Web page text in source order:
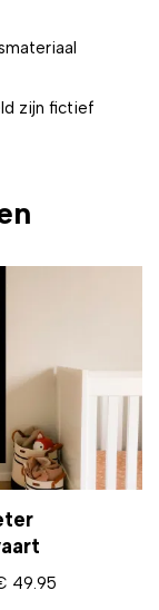
zijn fictief
49.95